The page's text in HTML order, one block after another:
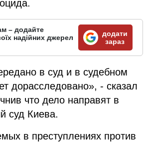
– додайте
надійних джерел
додати
зараз
в суд и в судебном
дорасследовано», - сказал
что дело направят в
суд Киева.
в преступлениях против